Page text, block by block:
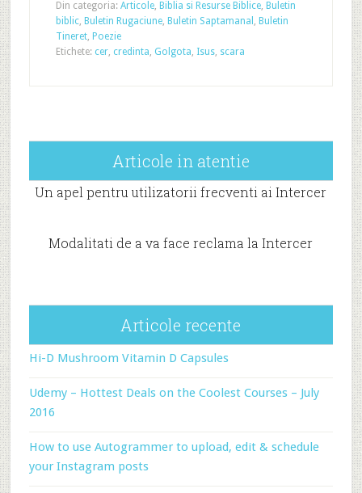
Din categoria: Articole, Biblia si Resurse Biblice, Buletin
biblic, Buletin Rugaciune, Buletin Saptamanal , Buletin
Tineret, Poezie
Etichete: cer, credinta, Golgota, Isus, scara
Articole in atentie
Un apel pentru utilizatorii frecventi ai Intercer
Modalitati de a va face reclama la Intercer
Articole recente
Hi-D Mushroom Vitamin D Capsules
Udemy – Hottest Deals on the Coolest Courses – July
2016
How to use Autogrammer to upload, edit & schedule
your Instagram posts